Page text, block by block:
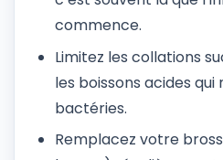
commence.
Limitez les collations
les boissons acides qui
bactéries.
Remplacez votre